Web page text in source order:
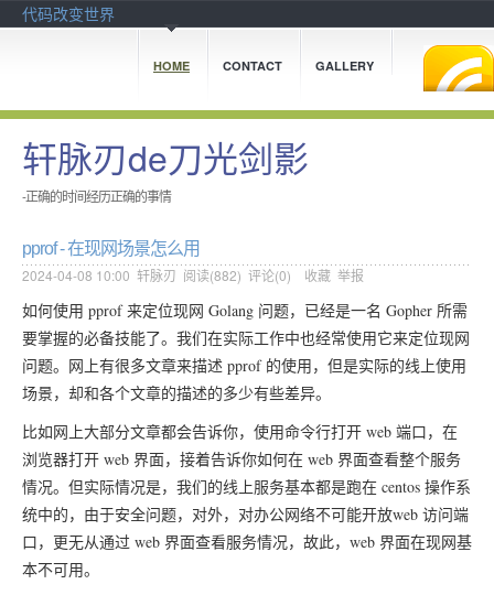
代码改变世界
HOME CONTACT GALLERY
轩脉刃de刀光剑影
-正确的时间经历正确的事情
pprof - 在现网场景怎么用
2024-04-08 10:00 轩脉刃 阅读(882) 评论(0) 收藏 举报
如何使用 pprof 来定位现网 Golang 问题，已经是一名 Gopher 所需
要掌握的必备技能了。我们在实际工作中也经常使用它来定位现网
问题。网上有很多文章来描述 pprof 的使用，但是实际的线上使用
场景，却和各个文章的描述的多少有些差异。
比如网上大部分文章都会告诉你，使用命令行打开 web 端口，在
浏览器打开 web 界面，接着告诉你如何在 web 界面查看整个服务
情况。但实际情况是，我们的线上服务基本都是跑在 centos 操作系
统中的，由于安全问题，对外，对办公网络不可能开放web 访问端
口，更无从通过 web 界面查看服务情况，故此，web 界面在现网基
本不可用。